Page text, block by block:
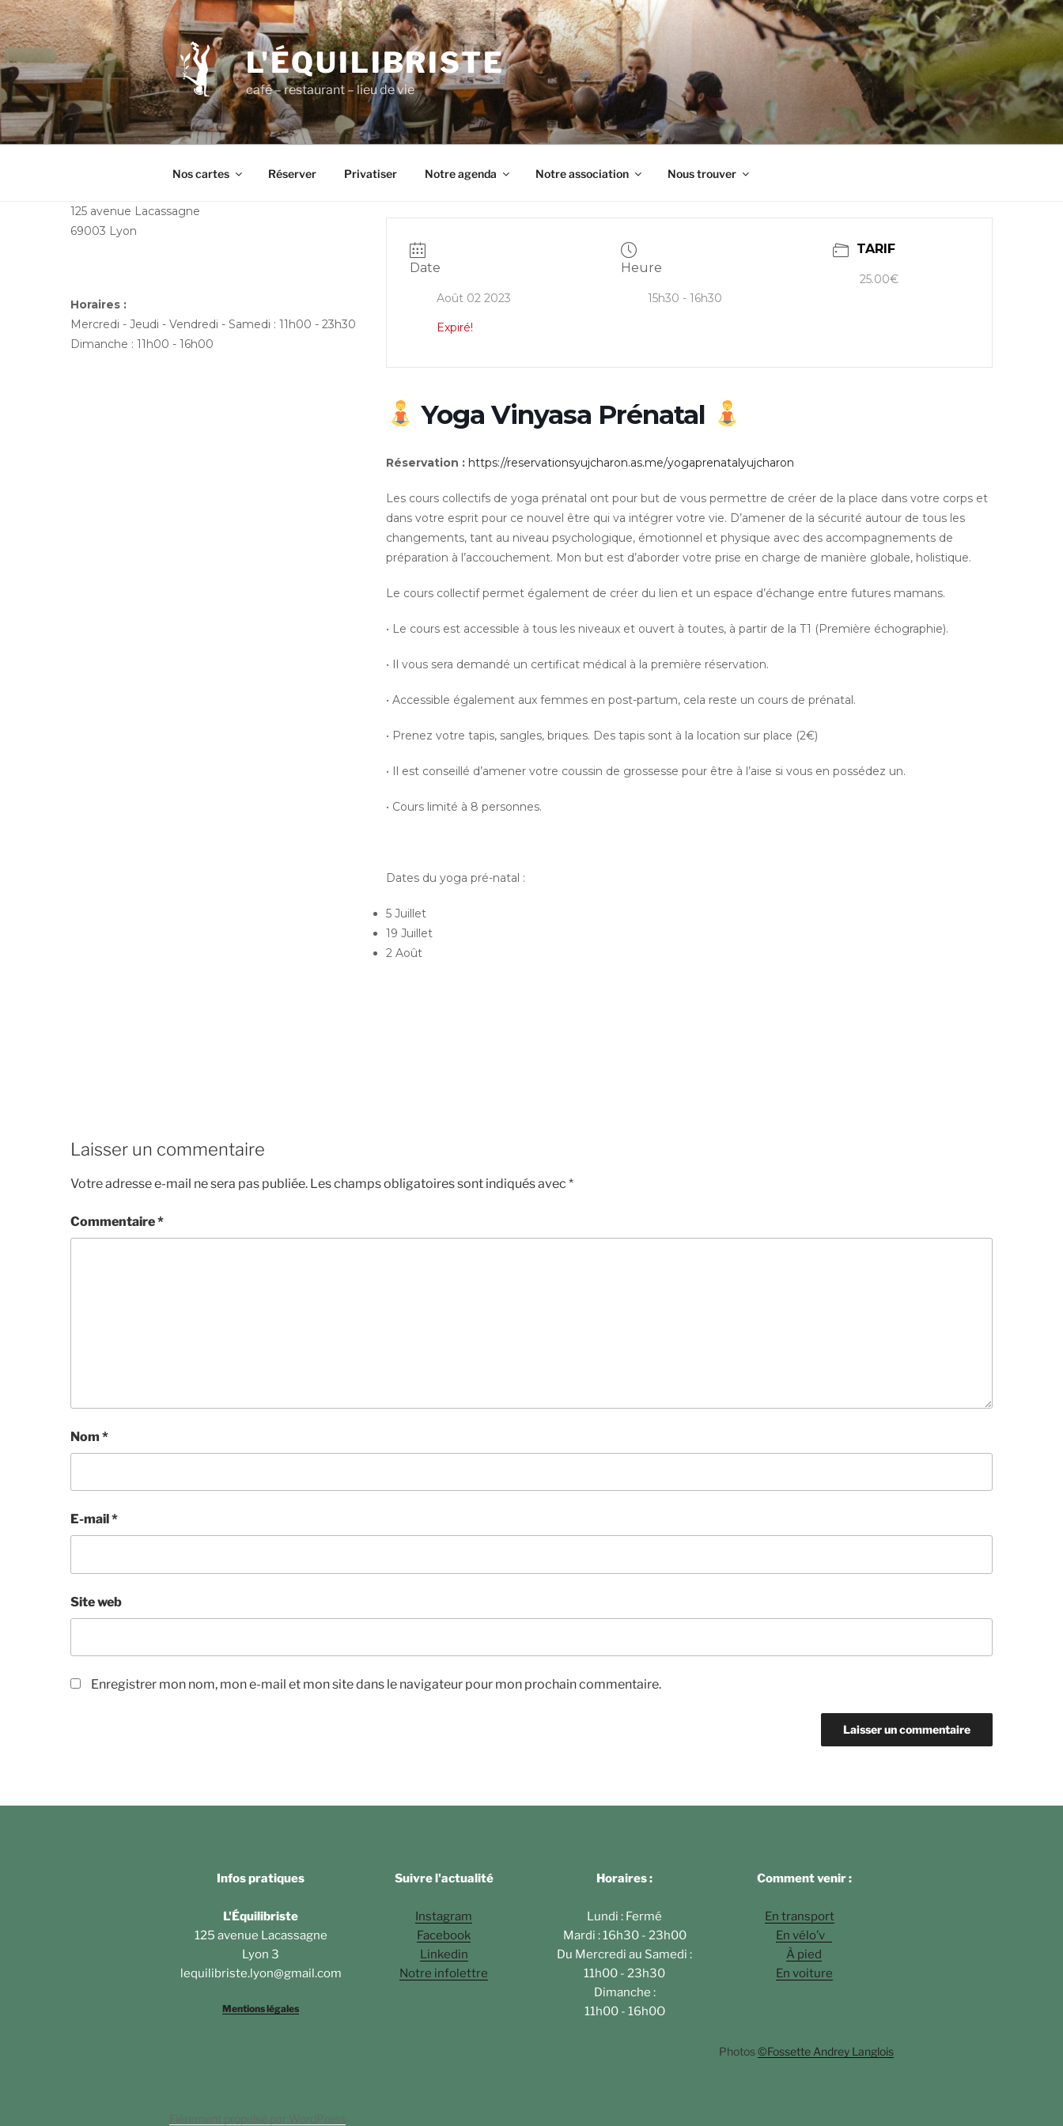
Aller
au
contenu
principal
L'ÉQUILIBRISTE
café – restaurant – lieu de vie
Nos cartes Réserver Privatiser Notre agenda Notre association Nous trouver
125 avenue Lacassagne
69003 Lyon
Horaires :
Mercredi - Jeudi - Vendredi - Samedi : 11h00 - 23h30
Dimanche : 11h00 - 16h00
Date
Août 02 2023
Expiré!
Heure
15h30 - 16h30
TARIF
25.00€
Yoga Vinyasa Prénatal
Réservation : https://reservationsyujcharon.as.me/yogaprenatalyujcharon
Les cours collectifs de yoga prénatal ont pour but de vous permettre de créer de la place dans votre corps et
dans votre esprit pour ce nouvel être qui va intégrer votre vie. D’amener de la sécurité autour de tous les
changements, tant au niveau psychologique, émotionnel et physique avec des accompagnements de
préparation à l’accouchement. Mon but est d’aborder votre prise en charge de manière globale, holistique.
Le cours collectif permet également de créer du lien et un espace d’échange entre futures mamans.
• Le cours est accessible à tous les niveaux et ouvert à toutes, à partir de la T1 (Première échographie).
• Il vous sera demandé un certificat médical à la première réservation.
• Accessible également aux femmes en post-partum, cela reste un cours de prénatal.
• Prenez votre tapis, sangles, briques. Des tapis sont à la location sur place (2€)
• Il est conseillé d’amener votre coussin de grossesse pour être à l’aise si vous en possédez un.
• Cours limité à 8 personnes.
Dates du yoga pré-natal :
5 Juillet
19 Juillet
2 Août
Laisser un commentaire
Votre adresse e-mail ne sera pas publiée. Les champs obligatoires sont indiqués avec *
Commentaire*
Nom *
E-mail *
Site web
Enregistrer mon nom, mon e-mail et mon site dans le navigateur pour mon prochain commentaire.
Infos pratiques
L'Équilibriste
125 avenue Lacassagne
Lyon 3
lequilibriste.lyon@gmail.com
Mentions légales
Suivre l'actualité
Instagram
Facebook
Linkedin
Notre infolettre
Horaires :
Lundi : Fermé
Mardi : 16h30 - 23h00
Du Mercredi au Samedi :
11h00 - 23h30
Dimanche :
11h00 - 16h0O
Comment venir :
En transport
En vélo’v
À pied
En voiture
Photos©Fossette Andrey Langlois
Fièrement propulsé par WordPress